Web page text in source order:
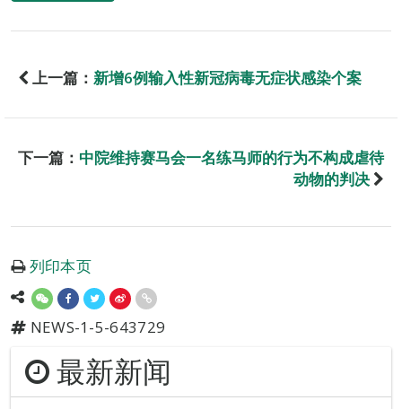
上一篇： 新增6例输入性新冠病毒无症状感染个案
下一篇： 中院维持赛马会一名练马师的行为不构成虐待
动物的判决
列印本页
NEWS-1-5-643729
最新新闻